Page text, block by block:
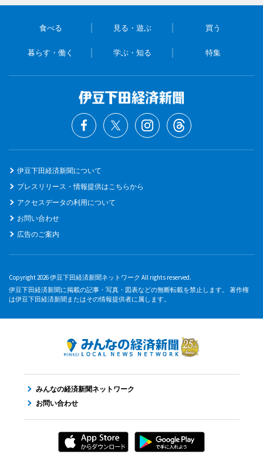
食べる 見る・遊ぶ 買う
暮らす・働く 学ぶ・知る 特集
伊豆下田経済新聞について
プレスリリース・情報提供はこちらから
アクセスデータの利用について
お問い合わせ
広告のご案内
Copyright 2026 伊豆下田経済新聞ネットワーク All rights reserved.
伊豆下田経済新聞に掲載の記事・写真・図表などの無断転載を禁止します。 著作権
は伊豆下田経済新聞またはその情報提供者に属します。
みんなの経済新聞ネットワーク
お問い合わせ